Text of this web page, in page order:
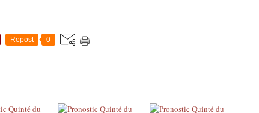
Repost 0